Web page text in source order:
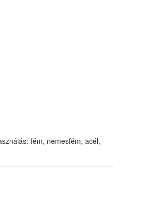
fém, nemesfém, acél,